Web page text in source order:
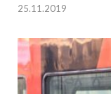
25.11.2019